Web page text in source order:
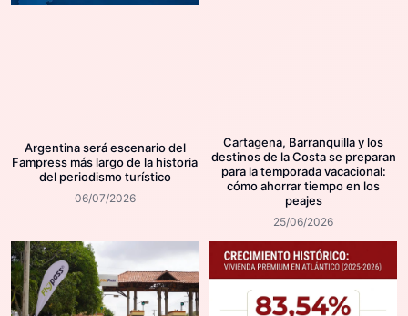
Argentina será escenario del
Fampress más largo de la historia
del periodismo turístico
06/07/2026
Cartagena, Barranquilla y los
destinos de la Costa se preparan
para la temporada vacacional:
cómo ahorrar tiempo en los
peajes
25/06/2026